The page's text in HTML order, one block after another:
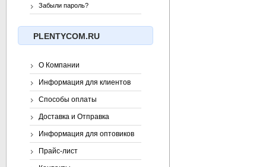
Забыли пароль?
PLENTYCOM.RU
О Компании
Информация для клиентов
Способы оплаты
Доставка и Отправка
Информация для оптовиков
Прайс-лист